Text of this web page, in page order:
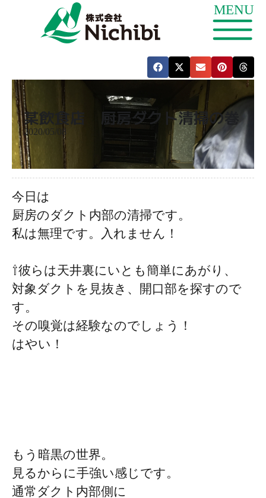
某飲食店 厨房ダクト清掃の巻
2020/05/08
今日は
厨房のダクト内部の清掃です。
私は無理です。入れません！
⇧彼らは天井裏にいとも簡単にあがり、
対象ダクトを見抜き、開口部を探すので
す。
その嗅覚は経験なのでしょう！
はやい！
もう暗黒の世界。
見るからに手強い感じです。
通常ダクト内部側に